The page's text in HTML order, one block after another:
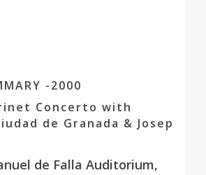
-2000
Concerto with
de Granada & Josep
de Falla Auditorium,